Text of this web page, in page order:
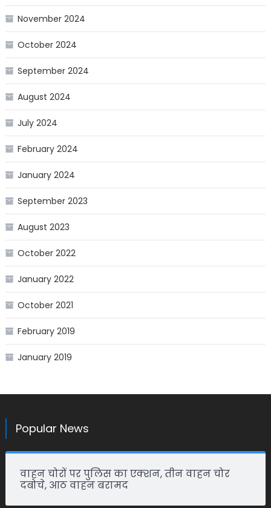
November 2024
October 2024
September 2024
August 2024
July 2024
February 2024
January 2024
September 2023
August 2023
October 2022
January 2022
October 2021
February 2019
January 2019
Popular News
वाहन चोरों पर पुलिस का एक्शन, तीन वाहन चोर
दबोचे, आठ वाहन बरामद